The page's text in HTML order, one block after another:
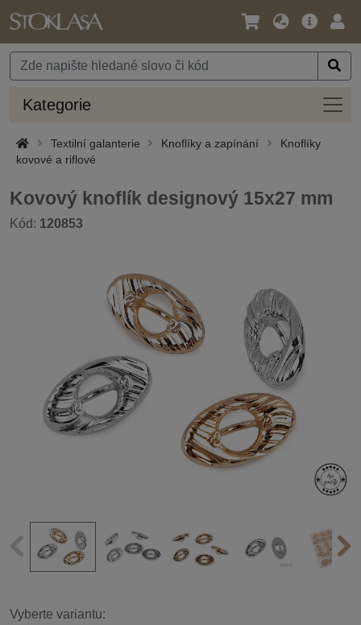
Jazyk
Měna
Hlavní
Kategorie
Textilní galanterie Knoflíky a zapínání
Knoflíky
kovové a riflové
Kovový knoflík designový 15x27 mm
Kód: 120853
Vyberte variantu: